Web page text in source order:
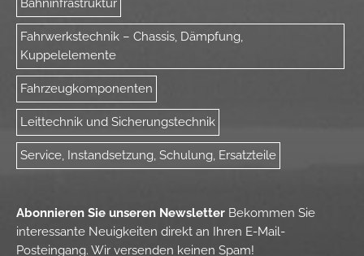
Fahrwerkstechnik – Chassis, Dämpfung,
Kuppelelemente
Fahrzeugkomponenten
Leittechnik und Sicherungstechnik
Service, Instandsetzung, Schulung, Ersatzteile
Abonnieren Sie unseren Newsletter Bekommen Sie
interessante Neuigkeiten direkt an Ihren E-Mail-
Posteingang. Wir versenden keinen Spam!